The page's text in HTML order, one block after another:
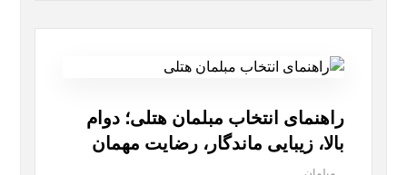
راهنمای انتخاب مبلمان هتلی؛ دوام
بالا، زیبایی ماندگار، رضایت مهمان